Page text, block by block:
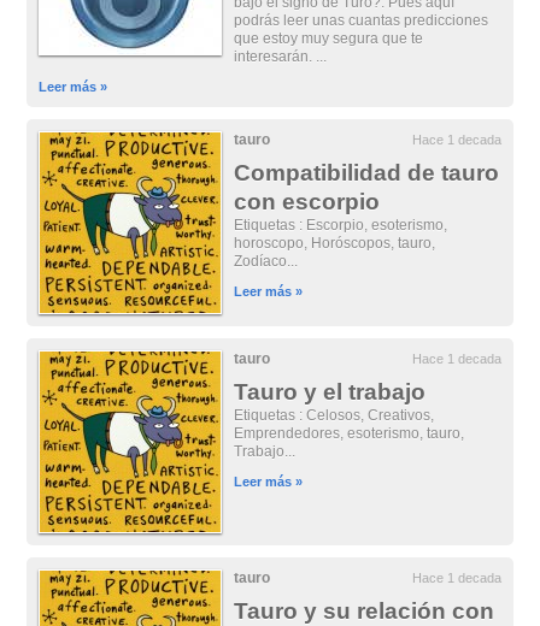
podrás leer unas cuantas predicciones
que estoy muy segura que te
interesarán. ...
Leer más »
tauro Hace 1 decada
Compatibilidad de tauro
con escorpio
Etiquetas : Escorpio, esoterismo,
horoscopo, Horóscopos, tauro,
Zodíaco...
Leer más »
tauro Hace 1 decada
Tauro y el trabajo
Etiquetas : Celosos, Creativos,
Emprendedores, esoterismo, tauro,
Trabajo...
Leer más »
tauro Hace 1 decada
Tauro y su relación con